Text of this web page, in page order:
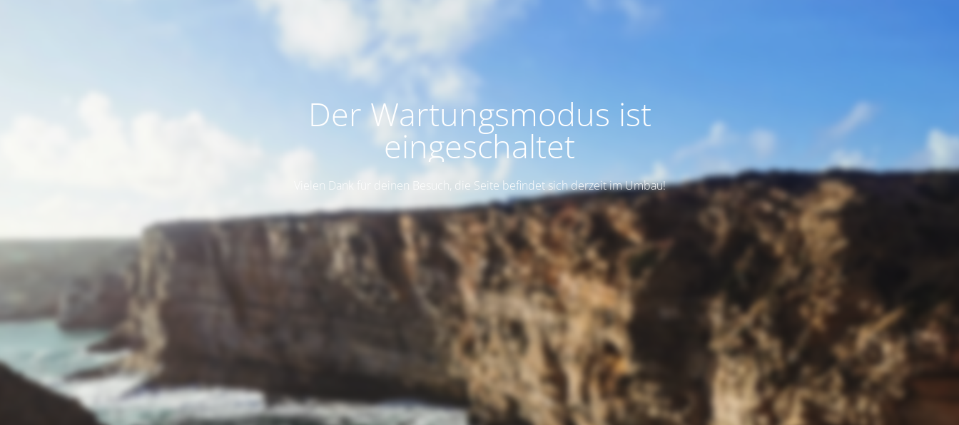
Der Wartungsmodus ist
eingeschaltet
Vielen Dank für deinen Besuch, die Seite befindet sich derzeit im Umbau!